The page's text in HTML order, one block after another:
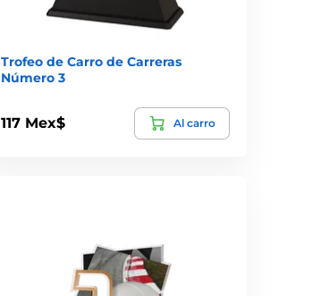
Trofeo de Carro de Carreras
Número 3
117 Mex$ Al carro